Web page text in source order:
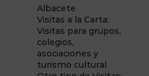
Albacete
Visitas a la Carta:
Visitas para grupos,
colegios,
asociaciones y
turismo cultural